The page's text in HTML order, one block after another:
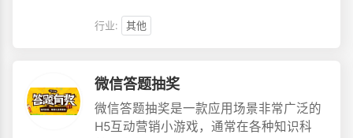
行业: 其他
微信答题抽奖
微信答题抽奖是一款应用场景非常广泛的
H5互动营销小游戏，通常在各种知识科